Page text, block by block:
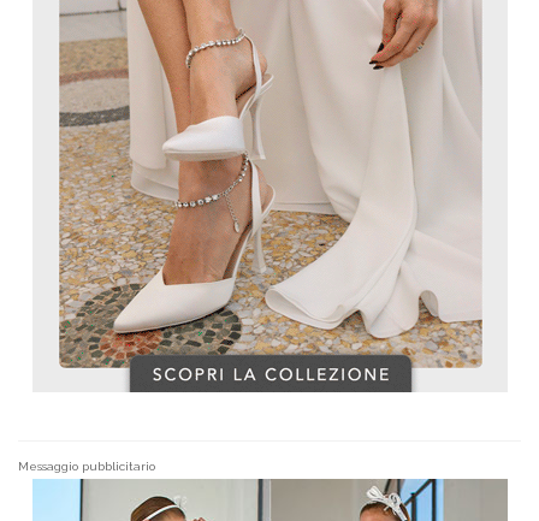
Messaggio pubblicitario